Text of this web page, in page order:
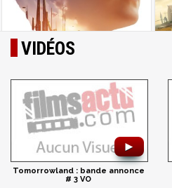
VIDÉOS
►
Tomorrowland : bande annonce
# 3 VO